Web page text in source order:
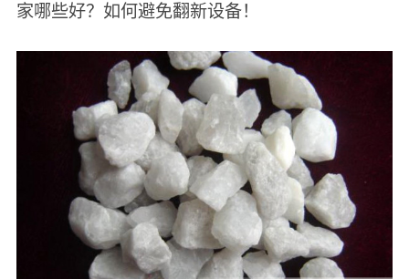
家哪些好？如何避免翻新设备！